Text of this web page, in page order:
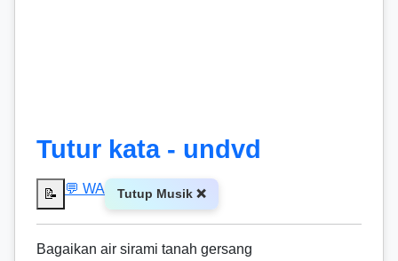
Tutur kata - undvd
📝 💬 WA Tutup Musik ❌
Bagaikan air sirami tanah gersang